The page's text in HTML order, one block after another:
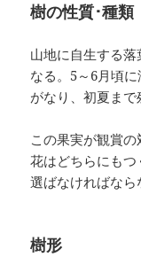
樹の性質･種類
山地に自生する
なる。5～6月頃
がなり、初夏まで
この果実が観賞の
花はどちらにも
選ばなければなら
樹形